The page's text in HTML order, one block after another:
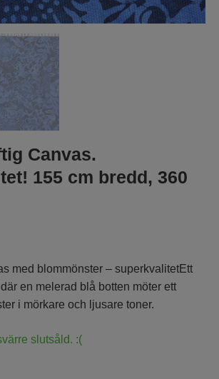
Canvas.
155 cm bredd, 360
med blommönster – superkvalitetEtt
en melerad blå botten möter ett
i mörkare och ljusare toner.
slutsåld. :(